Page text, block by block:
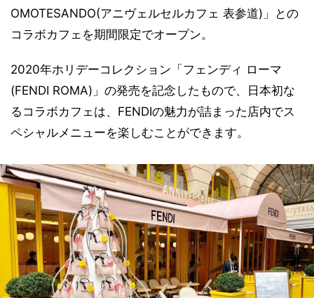
OMOTESANDO(アニヴェルセルカフェ 表参道)」との
コラボカフェを期間限定でオープン。
2020年ホリデーコレクション「フェンディ ローマ
(FENDI ROMA)」の発売を記念したもので、日本初な
るコラボカフェは、FENDIの魅力が詰まった店内でス
ペシャルメニューを楽しむことができます。